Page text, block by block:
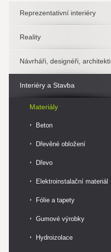
Reprezentativní interiéry
Reality
Návrháři, designéři, architekti
Interiéry a Stavba
Materiály
Beton
Dřevěné obložení
Dřevo
Elektroinstalační materiál
Fólie a tapety
Gumové výrobky
Hydroizolace